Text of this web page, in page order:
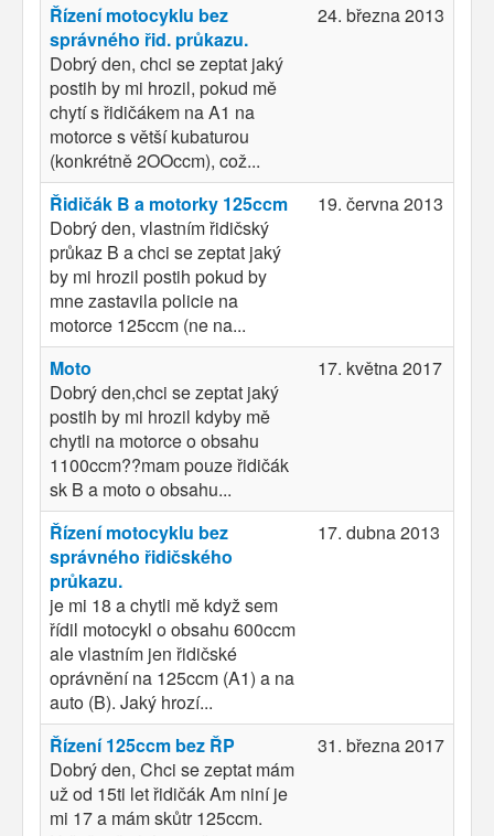
Řízení motocyklu bez
správného řid. průkazu.
Dobrý den, chci se zeptat jaký
postih by mi hrozil, pokud mě
chytí s řidičákem na A1 na
motorce s větší kubaturou
(konkrétně 2OOccm), což...
24. března 2013
Řidičák B a motorky 125ccm
Dobrý den, vlastním řidičský
průkaz B a chci se zeptat jaký
by mi hrozil postih pokud by
mne zastavila policie na
motorce 125ccm (ne na...
19. června 2013
Moto
Dobrý den,chci se zeptat jaký
postih by mi hrozil kdyby mě
chytli na motorce o obsahu
1100ccm??mam pouze řidičák
sk B a moto o obsahu...
17. května 2017
Řízení motocyklu bez
správného řidičského
průkazu.
je mi 18 a chytli mě když sem
řídil motocykl o obsahu 600ccm
ale vlastním jen řidičské
oprávnění na 125ccm (A1) a na
auto (B). Jaký hrozí...
17. dubna 2013
Řízení 125ccm bez ŘP
Dobrý den, Chci se zeptat mám
už od 15ti let řidičák Am niní je
mi 17 a mám skůtr 125ccm.
31. března 2017